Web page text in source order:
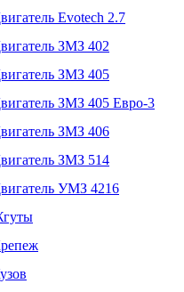
Evotech 2.7
ЗМЗ 402
ЗМЗ 405
ЗМЗ 405 Евро-3
ЗМЗ 406
ЗМЗ 514
УМЗ 4216